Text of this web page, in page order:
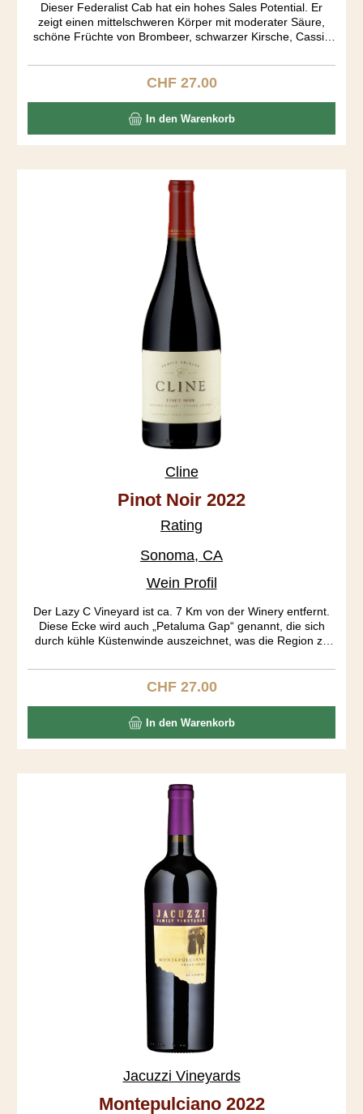
Dieser Federalist Cab hat ein hohes Sales Potential. Er
zeigt einen mittelschweren Körper mit moderater Säure,
schöne Früchte von Brombeer, schwarzer Kirsche, Cassis
in amerikanischen und französichen Barriquen während 15
Monaten statt.
Regulärer Preis:
CHF 27.00
In den Warenkorb
Cline
Pinot Noir 2022
Rating
Sonoma, CA
Wein Profil
Der Lazy C Vineyard ist ca. 7 Km von der Winery entfernt.
Diese Ecke wird auch „Petaluma Gap“ genannt, die sich
durch kühle Küstenwinde auszeichnet, was die Region zu
Regulärer Preis:
CHF 27.00
In den Warenkorb
Jacuzzi Vineyards
Montepulciano 2022